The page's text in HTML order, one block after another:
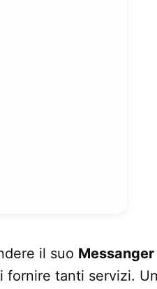
il suo Messanger
fornire tanti servizi.